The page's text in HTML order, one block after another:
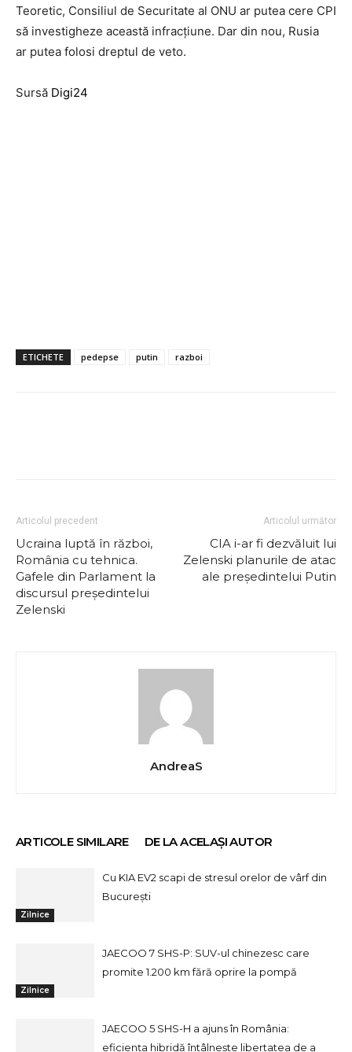
Teoretic, Consiliul de Securitate al ONU ar putea cere CPI
să investigheze această infracțiune. Dar din nou, Rusia
ar putea folosi dreptul de veto.
Sursă Digi24
ETICHETE pedepse putin razboi
Articolul precedent
Ucraina luptă în război,
România cu tehnica.
Gafele din Parlament la
discursul președintelui
Zelenski
Articolul următor
CIA i-ar fi dezvăluit lui
Zelenski planurile de atac
ale președintelui Putin
AndreaS
ARTICOLE SIMILARE DE LA ACELAȘI AUTOR
Zilnice
Cu KIA EV2 scapi de stresul orelor de vârf din
București
Zilnice
JAECOO 7 SHS-P: SUV-ul chinezesc care
promite 1.200 km fără oprire la pompă
JAECOO 5 SHS-H a ajuns în România:
eficiența hibridă întâlnește libertatea de a